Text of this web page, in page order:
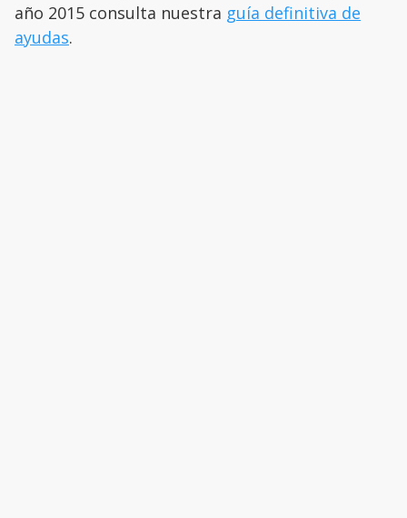
año 2015 consulta nuestra guía definitiva de
ayudas.